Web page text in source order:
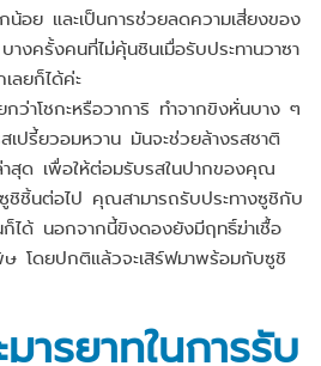
น้อย และเป็นการช่วยลดความเสี่ยงของ
างครั้งคนที่ไม่คุ้นชินเมื่อรับประทานวาซา
เลยก็ได้ค่ะ
าโชกะหรือวาการิ ทำจากขิงหั่นบาง ๆ
เปรี้ยวอมหวาน มันจะช่วยล้างรสชาติ
สุด เพื่อให้ต่อมรับรสในปากของคุณ
ชิชิ้นต่อไป คุณสามารถรับประทางซูชิกับ
ก็ได้ นอกจากนี้ขิงดองยังมีฤทธิ์ฆ่าเชื้อ
ษ โดยปกติแล้วจะเสิร์ฟมาพร้อมกับซูชิ
ารยาทในการรับ